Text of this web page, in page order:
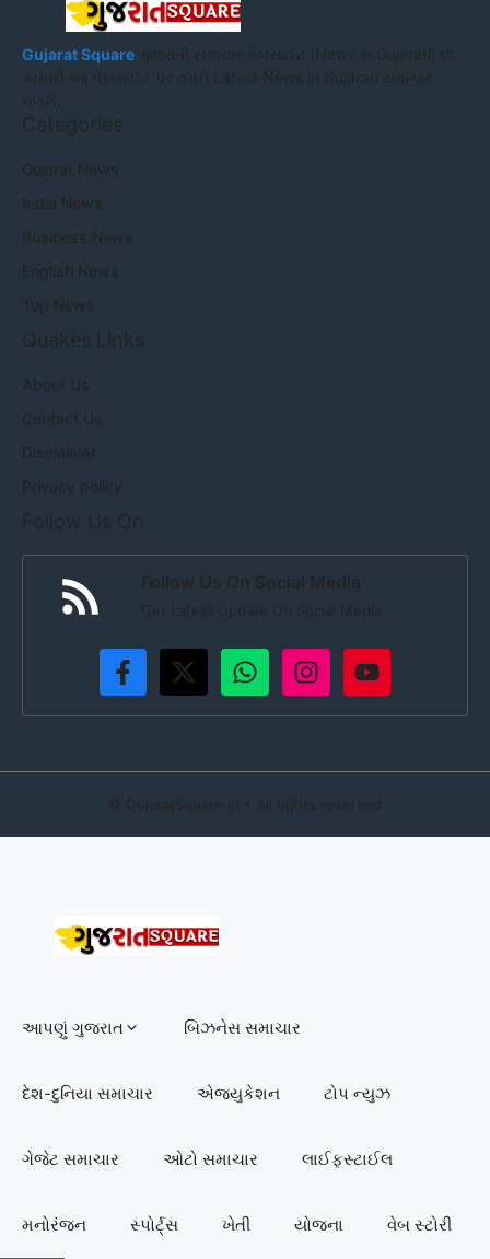
Gujarat Square ગુજરાતી સમાચાર વેબસાઈટ (News in Gujarati) છે.
અમારી આ વેબસાઈટ પર તમને Latest News in Gujarati સમાચાર
મળશે.
Categories
Gujarat News
India News
Business News
English News
Top News
Quakes Links
About Us
Contact Us
Disclaimer
Privacy policy
Follow Us On
Follow Us On Social Media
Get Latest Update On Social Media
© GujaratSquare.in • All rights reserved
આપણું ગુજરાત બિઝનેસ સમાચાર
દેશ-દુનિયા સમાચાર એજ્યુકેશન ટોપ ન્યુઝ
ગેજેટ સમાચાર ઓટો સમાચાર લાઈફસ્ટાઈલ
મનોરંજન સ્પોર્ટ્સ ખેતી યોજના વેબ સ્ટોરી